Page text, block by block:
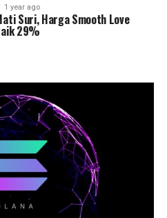
1 year ago
Suri, Harga Smooth Love
29%